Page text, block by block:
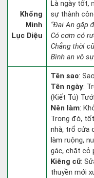
Khổng
Minh
Lục Diệu
Là ngày tốt,
sự thành
“Đại An gặp
Có cơm có
Chẳng thời
Bình an vô
Tên sao:
Tên ngày:
(Kiết Tú)
Nên làm:
Trong đó,
nhà, trổ cửa
làm ruộng,
gác, chặt cỏ
Kiêng cữ:
thuyền mới